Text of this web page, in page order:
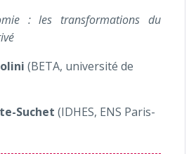
: les transformations du
(BETA, université de
Suchet (IDHES, ENS Paris-